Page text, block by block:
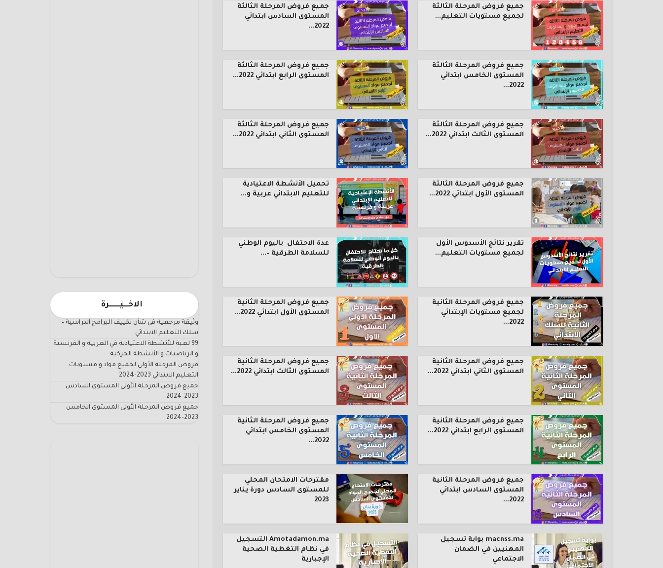
الاخـــيـــــــرة
وثيقة مرجعية في شأن تكييف البرامج الدراسية –
سلك التعليم الابتدائي
99 لعبة للأنشطة الاعتيادية في العربية و الفرنسية
و الرياضيات و الأنشطة الحركية
فروض المرحلة الأولى لجميع مواد و مستويات
التعليم الابتدائي 2023-2024
جميع فروض المرحلة الأولى المستوى السادس
2023-2024
جميع فروض المرحلة الأولى المستوى الخامس
2023-2024
جميع فروض المرحلة الثالثة
لجميع مستويات التعليم...
جميع فروض المرحلة الثالثة
المستوى السادس ابتدائي
2022...
جميع فروض المرحلة الثالثة
المستوى الخامس ابتدائي
2022...
جميع فروض المرحلة الثالثة
المستوى الرابع ابتدائي 2022...
جميع فروض المرحلة الثالثة
المستوى الثالث ابتدائي 2022...
جميع فروض المرحلة الثالثة
المستوى الثاني ابتدائي 2022...
جميع فروض المرحلة الثالثة
المستوى الأول ابتدائي 2022...
تحميل الأنشطة الاعتيادية
للتعليم الابتدائي عربية و...
تقرير نتائج الأسدوس الأول
لجميع مستويات التعليم...
عدة الاحتفال باليوم الوطني
للسلامة الطرقية –...
جميع فروض المرحلة الثانية
لجميع مستويات الإبتدائي
2022...
جميع فروض المرحلة الثانية
المستوى الأول ابتدائي 2022...
جميع فروض المرحلة الثانية
المستوى الثاني ابتدائي 2022...
جميع فروض المرحلة الثانية
المستوى الثالث ابتدائي 2022...
جميع فروض المرحلة الثانية
المستوى الرابع ابتدائي 2022...
جميع فروض المرحلة الثانية
المستوى الخامس ابتدائي
2022...
جميع فروض المرحلة الثانية
المستوى السادس ابتدائي
2022...
مقترحات الامتحان المحلي
للمستوى السادس دورة يناير
2023
macnss.ma بوابة تسجيل
المهنيين في الضمان
الاجتماعي
Amotadamon.ma التسجيل
في نظام التغطية الصحية
الإجبارية